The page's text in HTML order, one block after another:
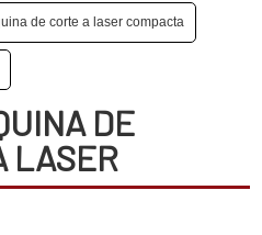
de corte a laser compacta
DE
LASER